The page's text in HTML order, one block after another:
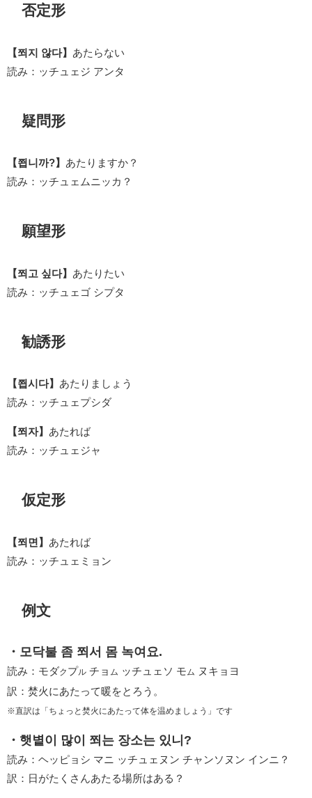
否定形
【쬐지 않다】 あたらない
読み：ッチュェジ アンタ
疑問形
【쬡니까?】 あたりますか？
読み：ッチュェムニッカ？
願望形
【쬐고 싶다】 あたりたい
読み：ッチュェゴ シプタ
勧誘形
【쬡시다】 あたりましょう
読み：ッチュェプシダ
【쬐자】 あたれば
読み：ッチュェジャ
仮定形
【쬐면】 あたれば
読み：ッチュェミョン
例文
・모닥불 좀 쬐서 몸 녹여요.
読み：モダク プル チョ ム ッチュェソ モ ム
ヌキョヨ
訳：焚火にあたって暖をとろう。
※直訳は「ちょっと焚火にあたって体を温めましょう」です
・햇볕이 많이 쬐는 장소는 있니?
読み：ヘッピョシ マニ ッチュェヌン チャンソヌン インニ？
訳：日がたくさんあたる場所はある？